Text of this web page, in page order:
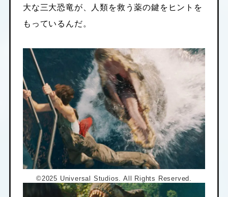
大な三大恐竜が、人類を救う薬の鍵をヒントを
もっているんだ。
©2025 Universal Studios. All Rights Reserved.